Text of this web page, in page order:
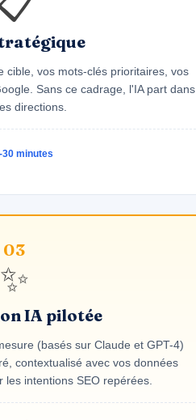
cible, vos mots-clés prioritaires, vos
Sans ce cadrage, l'IA part dans
directions.
minutes
03
✨
IA pilotée
(basés sur Claude et GPT-4)
contextualisé avec vos données
intentions SEO repérées.